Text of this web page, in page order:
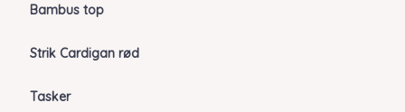
Bambus top
Strik Cardigan rød
Tasker